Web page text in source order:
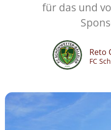
für das und
Reto
FC